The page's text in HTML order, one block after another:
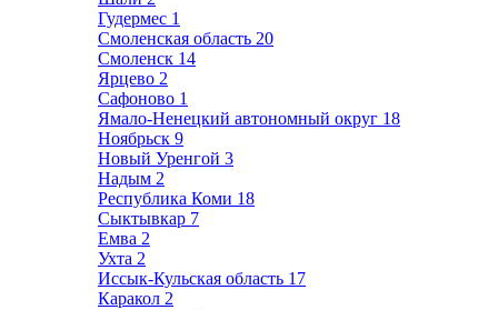
Гудермес 1
Смоленская область 20
Смоленск 14
Ярцево 2
Сафоново 1
Ямало-Ненецкий автономный округ 18
Ноябрьск 9
Новый Уренгой 3
Надым 2
Республика Коми 18
Сыктывкар 7
Емва 2
Ухта 2
Иссык-Кульская область 17
Каракол 2